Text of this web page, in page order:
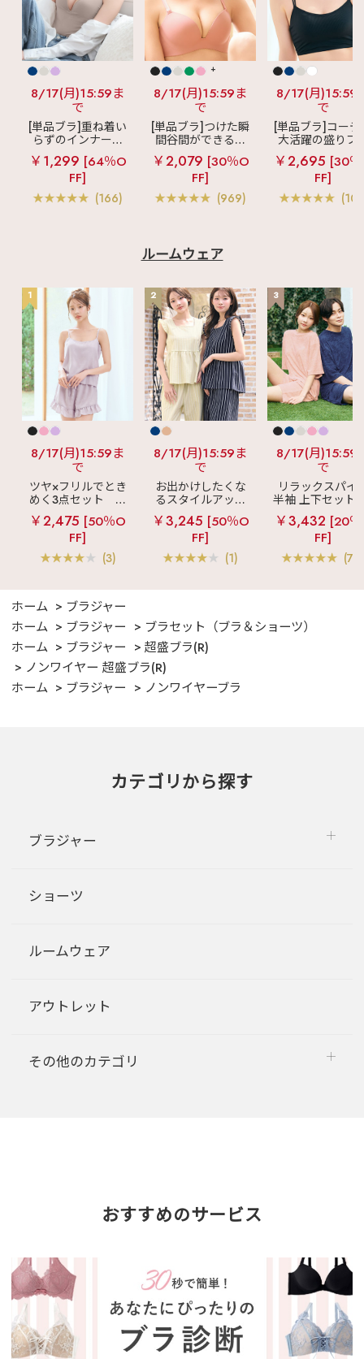
8/17(月)15:59ま
で
[単品ブラ]重ね着い
らずのインナーブ
ラ
リッチバスト
ブラトップ (ワイヤ
ー入り)
￥1,299 [64％O
FF]
(166)
+
8/17(月)15:59ま
で
[単品ブラ]つけた瞬
間谷間ができるシ
ームレスブラ
超
盛ブラ(R) シームレ
ス 単品ブラジャー
￥2,079 [30％O
FF]
(969)
8/17(月)15:59
で
[単品ブラ]コーデ
大活躍の盛りブ
ショートレン
ス ブラトップ 超
ブラ(R) 単品ブ
ャー
￥2,695 [30
FF]
ルームウェア
1
8/17(月)15:59ま
で
ツヤ×フリルでとき
めく3点セット
シ
ルキー ショートパ
ンツ 3点セット
￥2,475 [50％O
FF]
(3)
2
8/17(月)15:59ま
で
お出かけしたくな
るスタイルアップ
見え
ストライプ
フリル ロングパン
ツ 綿混 上下セット
￥3,245 [50％O
FF]
(1)
3
8/17(月)15:59
で
リラックスパイ
半袖 上下セット
女兼用サイズ)
￥3,432 [20
FF]
ホーム
ブラジャー
ホーム
ブラジャー
ブラセット（ブラ＆ショーツ）
ホーム
ブラジャー
超盛ブラ(R)
ノンワイヤー 超盛ブラ(R)
ホーム
ブラジャー ノンワイヤーブラ
カテゴリから探す
ブラジャー
ショーツ
ルームウェア
アウトレット
その他のカテゴリ
おすすめのサービス